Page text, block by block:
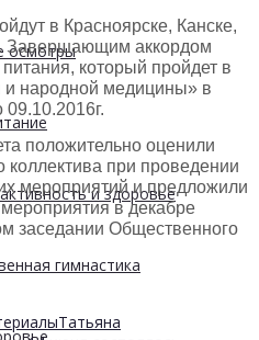
осмотры
и здоровье
гимнастика
в Красноярске, Канске,
Завершающим аккордом
который пройдет в
и народной медицины» в
положительно оценили
при проведении
мероприятий и предложили
мероприятия в декабре
заседании Общественного
Татьяна